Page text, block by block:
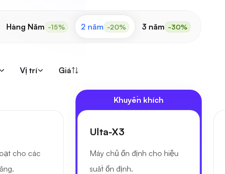
Hàng Năm -15% 2 năm -20% 3 năm -30%
Vị trí Giá
cho các
Khuyến khích
Ulta-X3
Máy chủ ổn định cho hiệu
suất ổn định.